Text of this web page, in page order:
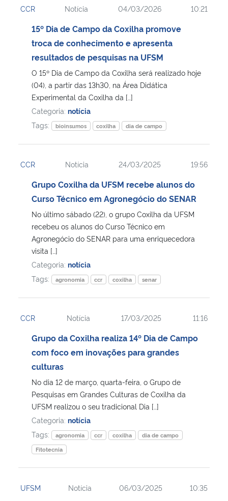
Ministério da Cidadania
Ministério de Minas e Energia
Ministério da Ciência, Tecnologia, Inovações e Comunicações
Ministério do Meio Ambiente
Ministério do Turismo
Ministério do Desenvolvimento Regional
Controladoria-Geral da União
Ministério da Mulher, da Família e dos Direitos Humanos
Secretaria-Geral
Secretaria de Governo
CCR Notícia 04/03/2026 10:21
15º Dia de Campo da Coxilha promove
troca de conhecimento e apresenta
resultados de pesquisas na UFSM
O 15º Dia de Campo da Coxilha será realizado hoje
(04), a partir das 13h30, na Área Didática
Experimental da Coxilha da […]
Categoria: notícia
Tags:
bioinsumos coxilha dia de campo
CCR Notícia 24/03/2025 19:56
Grupo Coxilha da UFSM recebe alunos do
Curso Técnico em Agronegócio do SENAR
No último sábado (22), o grupo Coxilha da UFSM
recebeu os alunos do Curso Técnico em
Agronegócio do SENAR para uma enriquecedora
visita […]
Categoria: notícia
Tags:
agronomia ccr coxilha senar
CCR Notícia 17/03/2025 11:16
Grupo da Coxilha realiza 14º Dia de Campo
com foco em inovações para grandes
culturas
No dia 12 de março, quarta-feira, o Grupo de
Pesquisas em Grandes Culturas de Coxilha da
UFSM realizou o seu tradicional Dia […]
Categoria: notícia
Tags:
agronomia ccr coxilha
dia de campo
Fitotecnia
UFSM Notícia 06/03/2025 10:35